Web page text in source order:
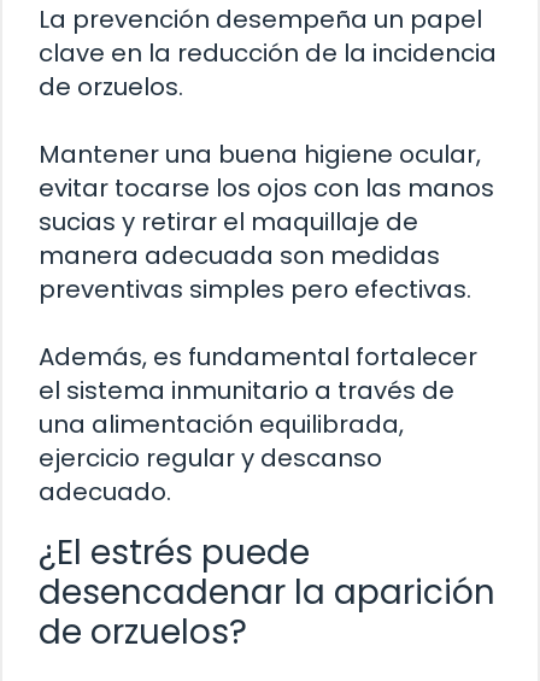
La prevención desempeña un papel
clave en la reducción de la incidencia
de orzuelos.
Mantener una buena higiene ocular,
evitar tocarse los ojos con las manos
sucias y retirar el maquillaje de
manera adecuada son medidas
preventivas simples pero efectivas.
Además, es fundamental fortalecer
el sistema inmunitario a través de
una alimentación equilibrada,
ejercicio regular y descanso
adecuado.
¿El estrés puede
desencadenar la aparición
de orzuelos?